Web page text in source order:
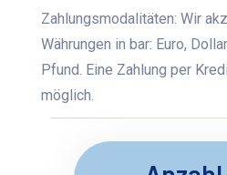
Zahlungsmodalitäten: Wir
Währungen in bar: Euro,
Pfund. Eine Zahlung per
möglich.